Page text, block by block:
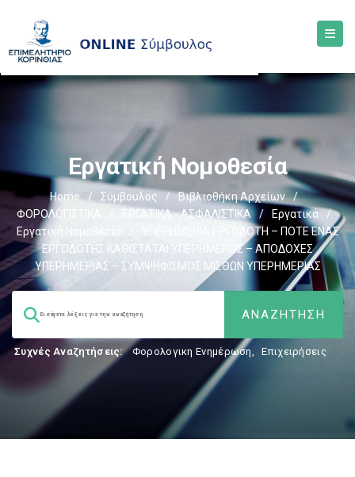
Εργατική Νομοθεσία
Home / Σύμβουλος / Βιβλιοθήκη Αρχείων
/
ΦΟΡΟΛΟΓΙΣΤΙΚΑ
ΕΡΓΑΤΙΚΑ - ΑΣΦΑΛΙΣΤΙΚΑ / Εργατικά
/
Εργατική Νομοθεσία
ΥΠΕΡΗΜΕΡΙΑ ΕΡΓΟΔΟΤΗ – ΠΟΤΕ ΕΝΑΣ
ΕΡΓΟΔΟΤΗΣ ΚΑΘΙΣΤΑΤΑΙ ΥΠΕΡΗΜΕΡΟΣ – ΑΠΟΔΟΧΕΣ
ΥΠΕΡΗΜΕΡΙΑΣ – ΣΥΜΨΗΦΙΣΜΟΣ ΜΙΣΘΩΝ ΥΠΕΡΗΜΕΡΙΑΣ
Συχνές Αναζητήσεις: Φορολογικη Ενημέρωση, Επιχειρήσεις